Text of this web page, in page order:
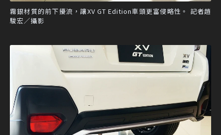
霧銀材質的前下擾流，讓XV GT Edition車頭更富侵略性。 記者趙
駿宏／攝影